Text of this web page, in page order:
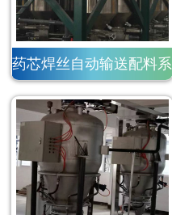
药芯焊丝自动输送配料系
统